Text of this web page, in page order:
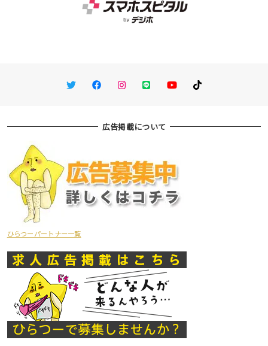
TwitterFacebookInstagram
LINE You TubeTikTok
広告掲載について
ひらつーパートナー一覧